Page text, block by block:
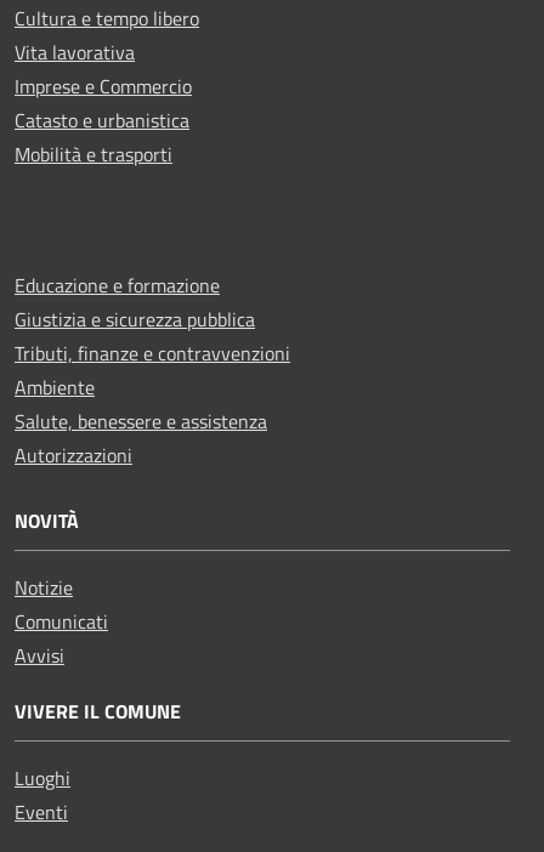
Cultura e tempo libero
Vita lavorativa
Imprese e Commercio
Catasto e urbanistica
Mobilità e trasporti
Educazione e formazione
Giustizia e sicurezza pubblica
Tributi, finanze e contravvenzioni
Ambiente
Salute, benessere e assistenza
Autorizzazioni
NOVITÀ
Notizie
Comunicati
Avvisi
VIVERE IL COMUNE
Luoghi
Eventi